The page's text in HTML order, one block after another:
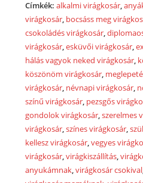
Címkék:alkalmi virágkosár,
virágkosár, bocsáss meg
csokoládés virágkosár,
virágkosár,esküvői virágkosár,
hálás vagyok neked virágkosár,
köszönöm virágkosár,
virágkosár, névnapi virágkosár,
színű virágkosár, pezsgős
gondolok virágkosár,szerelmes
virágkosár,színes virágkosár,
kellesz virágkosár,vegyes
virágkosár,virágkiszállítás,
anyukámnak,virágkosár csokival